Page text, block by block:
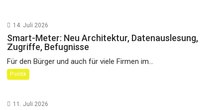
14. Juli 2026
Smart-Meter: Neu Architektur, Datenauslesung,
Zugriffe, Befugnisse
Für den Bürger und auch für viele Firmen im...
Politik
11. Juli 2026